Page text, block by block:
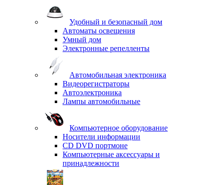
Удобный и безопасный дом
Автоматы освещения
Умный дом
Электронные репелленты
Автомобильная электроника
Видеорегистраторы
Автоэлектроника
Лампы автомобильные
Компьютерное оборудование
Носители информации
CD DVD портмоне
Компьютерные аксессуары и
принадлежности